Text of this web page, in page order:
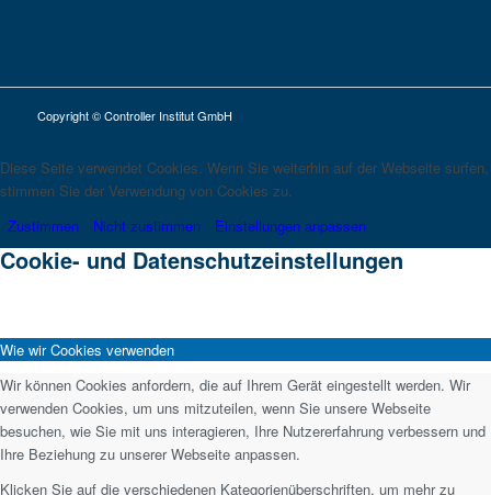
Copyright © Controller Institut GmbH
Diese Seite verwendet Cookies. Wenn Sie weiterhin auf der Webseite surfen,
stimmen Sie der Verwendung von Cookies zu.
Zustimmen
Nicht zustimmen Einstellungen anpassen
Cookie- und Datenschutzeinstellungen
Wie wir Cookies verwenden
Wir können Cookies anfordern, die auf Ihrem Gerät eingestellt werden. Wir
verwenden Cookies, um uns mitzuteilen, wenn Sie unsere Webseite
besuchen, wie Sie mit uns interagieren, Ihre Nutzererfahrung verbessern und
Ihre Beziehung zu unserer Webseite anpassen.
Klicken Sie auf die verschiedenen Kategorienüberschriften, um mehr zu